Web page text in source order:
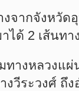
จากจังหวัด
ได้ 2 เส้นทา
ทางหลวงแ
งวีระวงศ์ ถึ